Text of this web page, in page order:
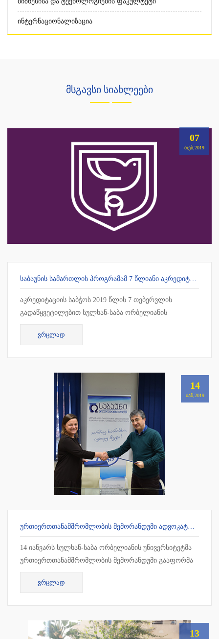
Ინტერნაციონალიზაცია
მსგავსი სიახლეები
07
ᲗᲔᲑ,2019
ᲡᲐᲑᲐᲣᲜᲘᲡ ᲡᲐᲛᲐᲠᲗᲚᲘᲡ ᲞᲠᲝᲒᲠᲐᲛᲐᲛ 7 ᲬᲚᲘᲐᲜᲘ ᲐᲙᲠᲔᲓᲘᲢᲐᲪᲘᲐ ᲛᲘᲘᲦᲝ
აკრედიტაციის საბჭოს 2019 წლის 7 თებერვლის
გადაწყვეტილებით სულხან-საბა ორბელიანის
უნივერსიტეტის სამართლის სამაგისტრო პროგრამამ 7
წლიანი უპირობო აკრედიტაცია მიიღო !!!
ᲕᲠᲪᲚᲐᲓ
14
ᲘᲐᲜ,2019
ᲣᲠᲗᲘᲔᲠᲗᲗᲐᲜᲐᲛᲨᲠᲝᲛᲚᲝᲑᲘᲡ ᲛᲔᲛᲝᲠᲐᲜᲓᲣᲛᲘ ᲐᲓᲕᲝᲙᲐᲢᲗᲐ ᲡᲐᲙᲕᲐᲚᲘᲤᲘᲙᲐᲪᲘᲝ ᲒᲐᲛᲝᲪᲓᲔᲑᲘᲡ ᲛᲝᲡᲐᲛᲖᲐᲓᲔᲑᲔᲚ ᲪᲔᲜᲢᲠᲗᲐᲜ
14 იანვარს სულხან-საბა ორბელიანის უნივერსიტეტმა
ურთიერთთანამშრომლობის მემორანდუმი გააფორმა
ადვოკატთა საკვალიფიკაციო გამოცდების
მოსამზადებელ ცენტრთან. თანამშრ...
ᲕᲠᲪᲚᲐᲓ
13